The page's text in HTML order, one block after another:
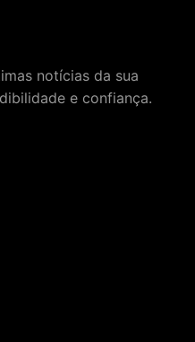
notícias da sua
e confiança.